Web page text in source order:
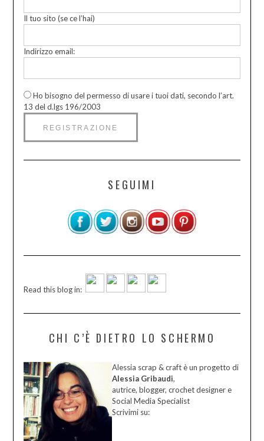
Il tuo sito (se ce l’hai)
Indirizzo email:
Ho bisogno del permesso di usare i tuoi dati, secondo l’art.
13 del d.lgs 196/2003
SEGUIMI
Read this blog in:
CHI C’È DIETRO LO SCHERMO
Alessia scrap & craft è un progetto di
Alessia Gribaudi,
autrice, blogger, crochet designer e
Social Media Specialist
Scrivimi su: